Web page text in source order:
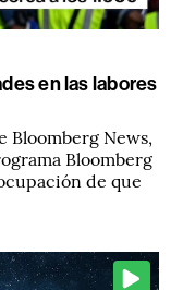
en las labores
Bloomberg News,
Bloomberg
de que